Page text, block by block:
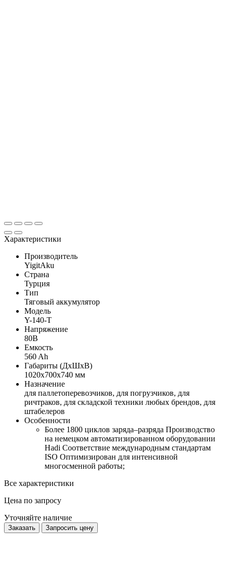
Характеристики
Производитель
YigitAku
Страна
Турция
Тип
Тяговый аккумулятор
Модель
Y-140-T
Напряжение
80В
Емкость
560 Ah
Габариты (ДхШхВ)
1020х700х740 мм
Назначение
для паллетоперевозчиков, для погрузчиков, для
ричтраков, для складской техники любых брендов, для
штабелеров
Особенности
Более 1800 циклов заряда–разряда Производство
на немецком автоматизированном оборудовании
Hadi Соответствие международным стандартам
ISO Оптимизирован для интенсивной
многосменной работы;
Все характеристики
Цена по запросу
Уточняйте наличие
Заказать Запросить цену